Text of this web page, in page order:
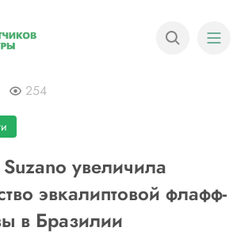
254
увеличила
эвкалиптовой флафф-
в Бразилии